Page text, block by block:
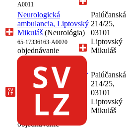
A0011
Neurologická
ambulancia, Liptovský
Mikuláš (Neurológia)
65-17336163-A0020
objednávanie
Palúčanská
214/25,
03101
Liptovský
Mikuláš
Oddelenie klinickej
mikrobiológie, MUDr.
Eva Kráľová,
Liptovský Mikuláš
(Klinická
mikrobiológia)
17336163-A0036
objednávanie
Palúčanská
214/25,
03101
Liptovský
Mikuláš